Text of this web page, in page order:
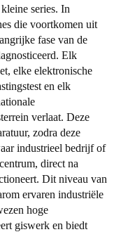
series. In
die voortkomen uit
fase van de
Elk
elke elektronische
en elk
verlaat. Deze
zodra deze
industrieel bedrijf of
direct na
Dit niveau van
ervaren industriële
hoge
giswerk en biedt